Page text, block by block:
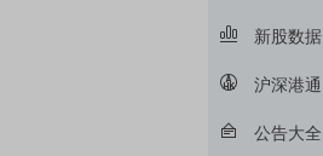
新股数据
沪深港通
公告大全